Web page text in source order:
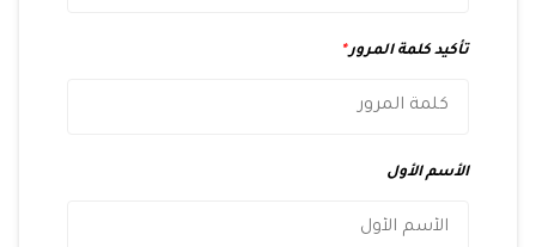
تأكيد كلمة المرور*
الأسم الأول